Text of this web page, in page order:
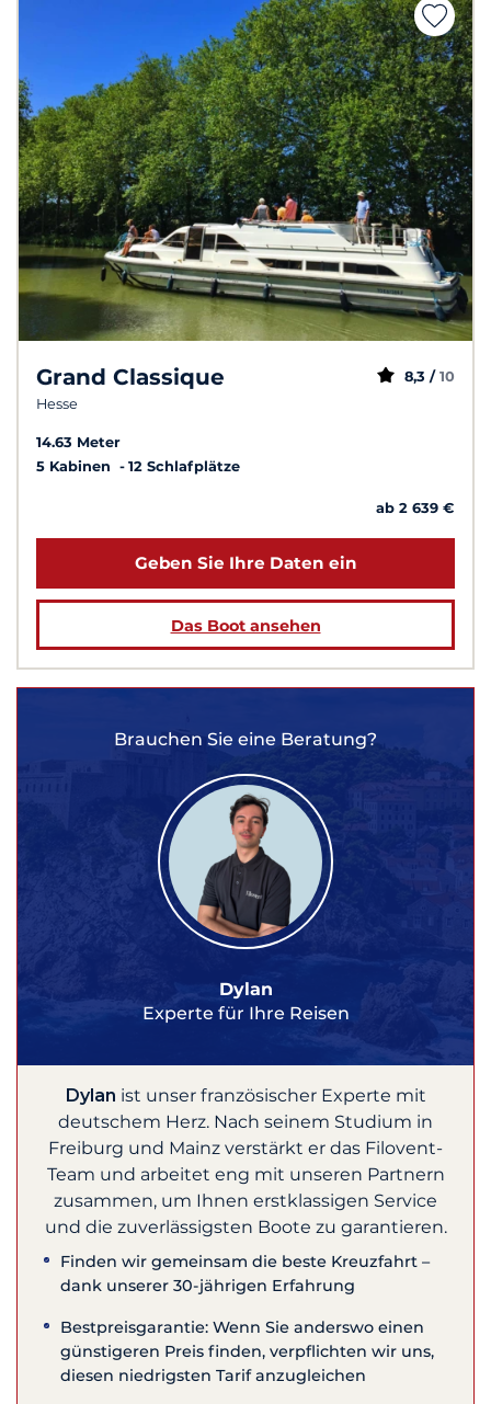
Grand Classique
Hesse
8,3 / 10
14.63 Meter
5 Kabinen
12 Schlafplätze
ab 2 639 €
Geben Sie Ihre Daten ein
Das Boot ansehen
Brauchen Sie eine Beratung?
Dylan
Experte für Ihre Reisen
Dylan ist unser französischer Experte mit
deutschem Herz. Nach seinem Studium in
Freiburg und Mainz verstärkt er das Filovent-
Team und arbeitet eng mit unseren Partnern
zusammen, um Ihnen erstklassigen Service
und die zuverlässigsten Boote zu garantieren.
Finden wir gemeinsam die beste Kreuzfahrt –
dank unserer 30-jährigen Erfahrung
Bestpreisgarantie: Wenn Sie anderswo einen
günstigeren Preis finden, verpflichten wir uns,
diesen niedrigsten Tarif anzugleichen